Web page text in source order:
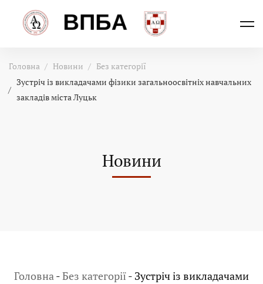
Головна Новини
Без категорії
Зустріч із викладачами фізики загальноосвітніх навчальних
закладів міста Луцьк
Новини
Головна-Без категорії- Зустріч із викладачами